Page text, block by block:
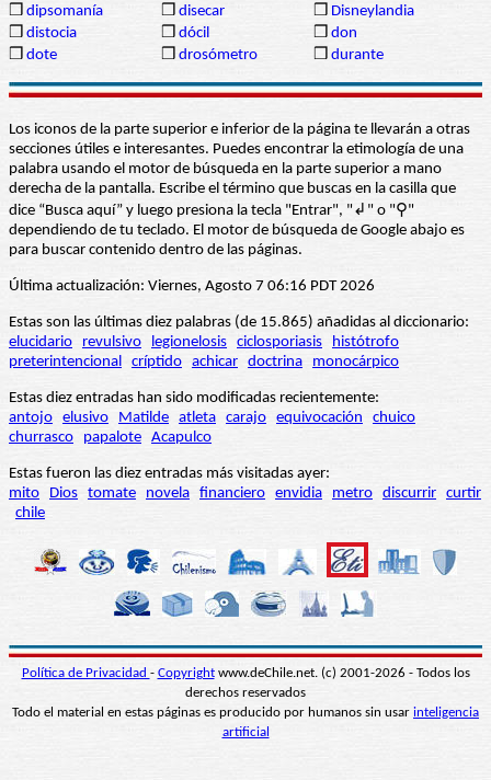
❒ dipsomanía ❒ disecar ❒ Disneylandia
❒ distocia ❒ dócil ❒ don
❒ dote ❒ drosómetro ❒ durante
Los iconos de la parte superior e inferior de la página te llevarán a otras
secciones útiles e interesantes. Puedes encontrar la etimología de una
palabra usando el motor de búsqueda en la parte superior a mano
derecha de la pantalla. Escribe el término que buscas en la casilla que
dice “Busca aquí” y luego presiona la tecla "Entrar", "↲" o "⚲"
dependiendo de tu teclado. El motor de búsqueda de Google abajo es
para buscar contenido dentro de las páginas.
Última actualización: Viernes, Agosto 7 06:16 PDT 2026
Estas son las últimas diez palabras (de 15.865) añadidas al diccionario:
elucidario
revulsivo legionelosis ciclosporiasis
histótrofo
preterintencional críptido achicar doctrina monocárpico
Estas diez entradas han sido modificadas recientemente:
antojo elusivo Matilde atleta carajo equivocación
chuico
churrasco
papalote Acapulco
Estas fueron las diez entradas más visitadas ayer:
mito
Dios tomate novela financiero envidia metro discurrir curtir
chile
Política de Privacidad - Copyrightwww.deChile.net. (c) 2001-2026 - Todos los
derechos reservados
Todo el material en estas páginas es producido por humanos sin usar inteligencia
artificial